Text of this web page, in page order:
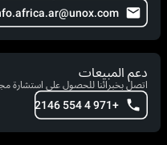
دعم المبيعات
اتصل بخبرائنا للحصول على استشارة
+971 4 554 2146